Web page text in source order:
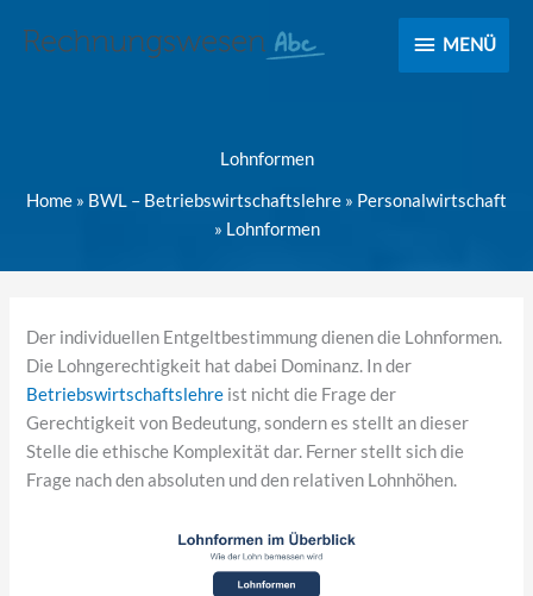
MENÜ
MENÜ
Lohnformen
Home » BWL – Betriebswirtschaftslehre » Personalwirtschaft
» Lohnformen
Der individuellen Entgeltbestimmung dienen die Lohnformen.
Die Lohngerechtigkeit hat dabei Dominanz. In der
Betriebswirtschaftslehre ist nicht die Frage der
Gerechtigkeit von Bedeutung, sondern es stellt an dieser
Stelle die ethische Komplexität dar. Ferner stellt sich die
Frage nach den absoluten und den relativen Lohnhöhen.